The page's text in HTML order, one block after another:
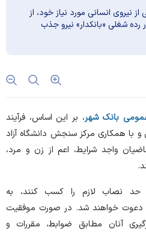
نیروی انسانی مورد نیاز خود، از
شغلی «بانکدار» نیرو جذب
بانک شهر، بر این اساس، فرآیند
با همکاری مرکز سنجش دانشگاه آزاد
واجد شرایط، اعم از زن و مرد،
حد نصاب لازم را کسب کنند، به
خواهند شد. در صورت موفقیت
آنان مطابق ضوابط، مقررات و